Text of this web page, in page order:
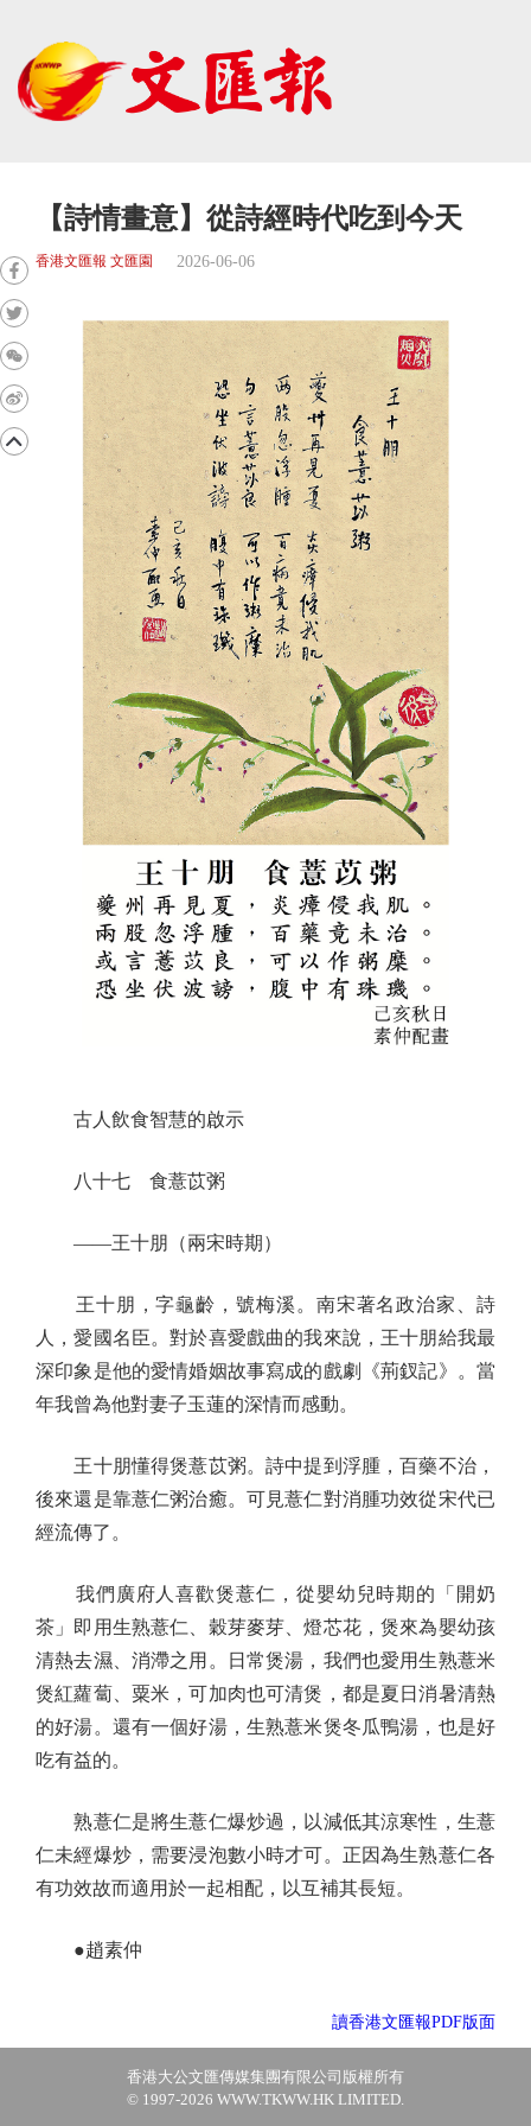
【詩情畫意】從詩經時代吃到今天
香港文匯報 文匯園 2026-06-06
古人飲食智慧的啟示
八十七 食薏苡粥
——王十朋（兩宋時期）
王十朋，字龜齡，號梅溪。南宋著名政治家、詩
人，愛國名臣。對於喜愛戲曲的我來說，王十朋給我最
深印象是他的愛情婚姻故事寫成的戲劇《荊釵記》。當
年我曾為他對妻子玉蓮的深情而感動。
王十朋懂得煲薏苡粥。詩中提到浮腫，百藥不治，
後來還是靠薏仁粥治癒。可見薏仁對消腫功效從宋代已
經流傳了。
我們廣府人喜歡煲薏仁，從嬰幼兒時期的「開奶
茶」即用生熟薏仁、穀芽麥芽、燈芯花，煲來為嬰幼孩
清熱去濕、消滯之用。日常煲湯，我們也愛用生熟薏米
煲紅蘿蔔、粟米，可加肉也可清煲，都是夏日消暑清熱
的好湯。還有一個好湯，生熟薏米煲冬瓜鴨湯，也是好
吃有益的。
熟薏仁是將生薏仁爆炒過，以減低其涼寒性，生薏
仁未經爆炒，需要浸泡數小時才可。正因為生熟薏仁各
有功效故而適用於一起相配，以互補其長短。
●趙素仲
讀香港文匯報PDF版面
香港大公文匯傳媒集團有限公司版權所有
© 1997-2026 WWW.TKWW.HK LIMITED.